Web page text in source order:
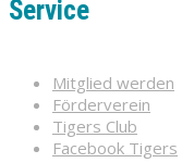
Service
Mitglied werden
Förderverein
Tigers Club
Facebook Tigers